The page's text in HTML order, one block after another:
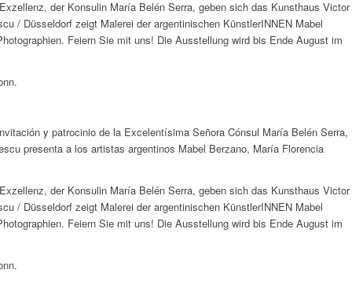
der Konsulin María Belén Serra, geben sich das Kunsthaus Victor
/ Düsseldorf zeigt Malerei der argentinischen KünstlerINNEN Mabel
Feiern Sie mit uns! Die Ausstellung wird bis Ende August im
y patrocinio de la Excelentísima Señora Cónsul María Belén Serra,
presenta a los artistas argentinos Mabel Berzano, María Florencia
der Konsulin María Belén Serra, geben sich das Kunsthaus Victor
/ Düsseldorf zeigt Malerei der argentinischen KünstlerINNEN Mabel
Feiern Sie mit uns! Die Ausstellung wird bis Ende August im